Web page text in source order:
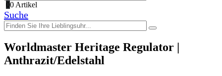
00 Artikel
Suche
Worldmaster Heritage Regulator |
Anthrazit/Edelstahl